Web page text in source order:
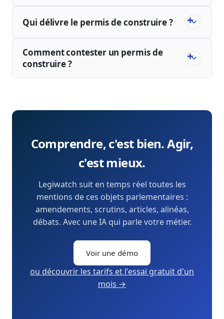
Qui délivre le permis de construire ?
Comment contester un permis de
construire ?
Comprendre, c'est bien. Agir,
c'est mieux.
Legiwatch suit en temps réel toutes les
mentions de ces objets parlementaires :
amendements, scrutins, articles, alinéas,
débats. Avec une IA qui parle votre métier.
Voir une démo
ou découvrir les tarifs et l'essai gratuit d'un
mois →